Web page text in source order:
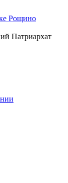
Рощино
Патриархат